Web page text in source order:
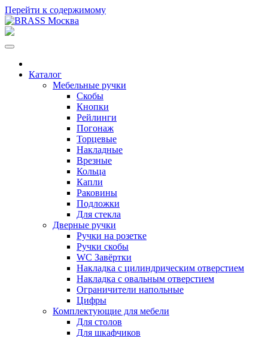
Перейти к содержимому
Каталог
Мебельные ручки
Скобы
Кнопки
Рейлинги
Погонаж
Торцевые
Накладные
Врезные
Кольца
Капли
Раковины
Подложки
Для стекла
Дверные ручки
Ручки на розетке
Ручки скобы
WC Завёртки
Накладка с цилиндрическим отверстием
Накладка с овальным отверстием
Ограничители напольные
Цифры
Комплектующие для мебели
Для столов
Для шкафчиков